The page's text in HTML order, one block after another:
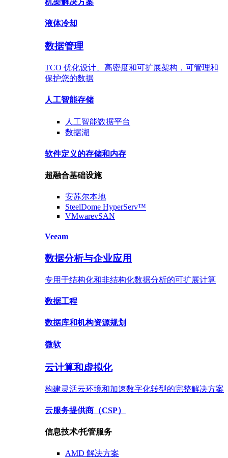
液体冷却
数据管理
TCO 优化设计、高密度和可扩展架构，可管理和
保护您的数据
人工智能存储
人工智能数据平台
数据湖
软件定义的存储和内存
超融合基础设施
安苏尔本地
SteelDome HyperServ™
VMwarevSAN
Veeam
数据分析与企业应用
专用于结构化和非结构化数据分析的可扩展计算
数据工程
数据库和机构资源规划
微软
云计算和虚拟化
构建灵活云环境和加速数字化转型的完整解决方案
云服务提供商 （CSP）
信息技术/托管服务
AMD 解决方案